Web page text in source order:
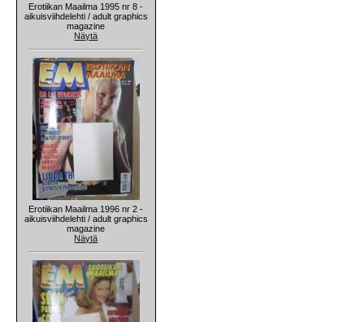
Erotiikan Maailma 1995 nr 8 -
aikuisviihdelehti / adult graphics
magazine
Näytä
Erotiikan Maailma 1996 nr 2 -
aikuisviihdelehti / adult graphics
magazine
Näytä